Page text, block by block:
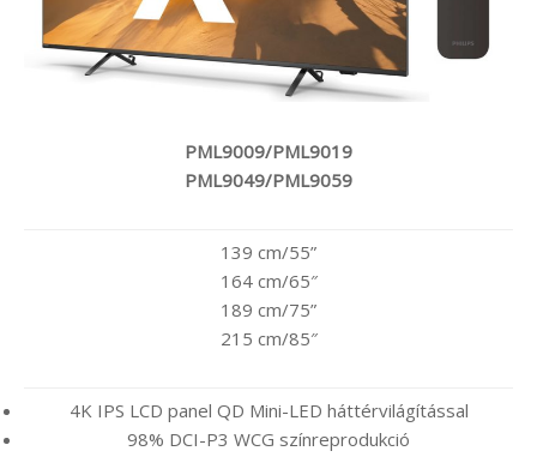
PML9009/PML9019
PML9049/PML9059
139 cm/55”
164 cm/65″
189 cm/75”
215 cm/85″
4K IPS LCD panel QD Mini-LED háttérvilágítással
98% DCI-P3 WCG színreprodukció